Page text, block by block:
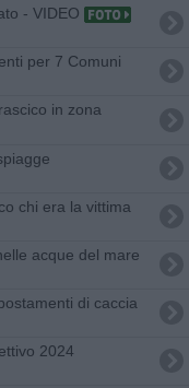
- VIDEO
per 7 Comuni
in zona
chi era la vittima
acque del mare
di caccia
2024